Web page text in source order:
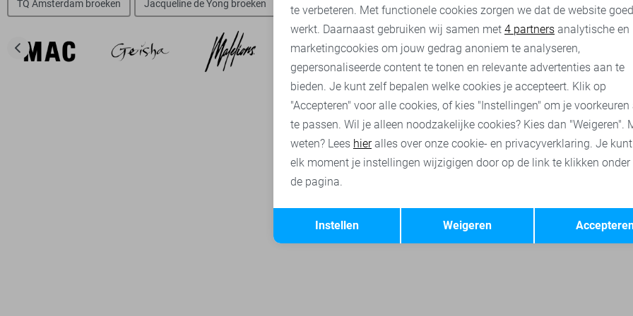
TQ Amsterdam broeken Jacqueline de Yong broeken Object broeken Vero Moda broeken Jacqueline de Yong korte broeken
Analytische cookies Marketing cookies
Terug Opslaan
te verbeteren. Met functionele cookies zorgen we dat de website goed
werkt. Daarnaast gebruiken wij samen met 4 partners analytische en
marketingcookies om jouw gedrag anoniem te analyseren,
gepersonaliseerde content te tonen en relevante advertenties aan te
bieden. Je kunt zelf bepalen welke cookies je accepteert. Klik op
"Accepteren" voor alle cookies, of kies "Instellingen" om je voorkeuren
te passen. Wil je alleen noodzakelijke cookies? Kies dan "Weigeren".
weten? Lees hieralles over onze cookie- en privacyverklaring. Je
elk moment je instellingen wijzigigen door op de link te klikken onder
de pagina.
Weigeren
Instellen